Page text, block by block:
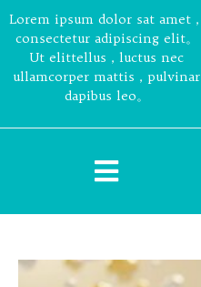
Lorem ipsum dolor sat amet，
consectetur adipiscing elit。
Ut elittellus，luctus nec
ullamcorper mattis，pulvinar
dapibus leo。